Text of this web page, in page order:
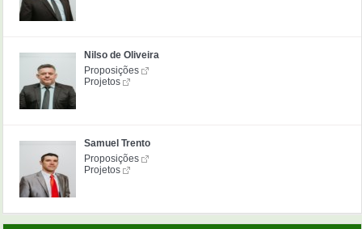
Nilso de Oliveira
Proposições
Projetos
Samuel Trento
Proposições
Projetos